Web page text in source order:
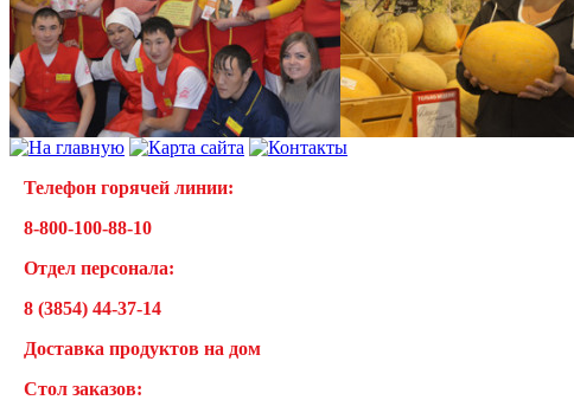
Телефон горячей линии:
8-800-100-88-10
Отдел персонала:
8 (3854) 44-37-14
Доставка продуктов на дом
Cтол заказов: